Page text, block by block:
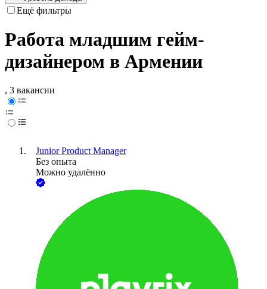
Ещё фильтры
Работа младшим гейм-
дизайнером в Армении
, 3 вакансии
Junior Product Manager
Без опыта
Можно удалённо